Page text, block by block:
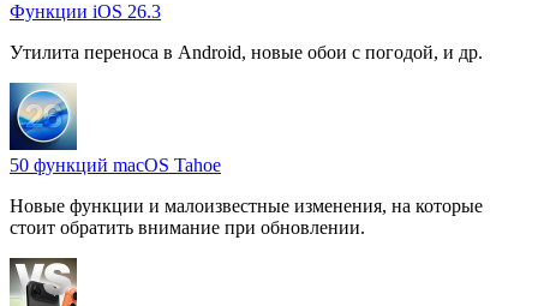
Функции iOS 26.3
Утилита переноса в Android, новые обои с погодой, и др.
50 функций macOS Tahoe
Новые функции и малоизвестные изменения, на которые
стоит обратить внимание при обновлении.